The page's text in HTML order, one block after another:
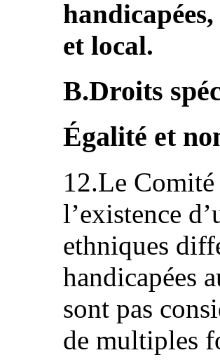
et local.
B.Droits
Égalité et
12.Le
l’existence
ethniques
handicapées
sont pas
de multiples